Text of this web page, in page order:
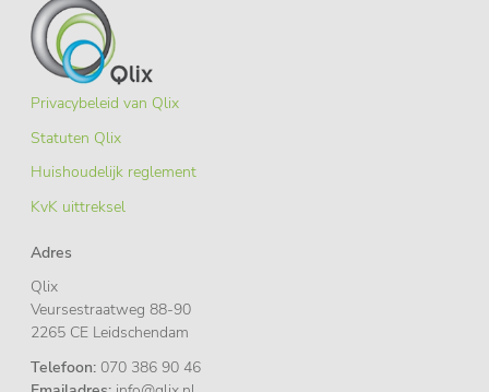
Privacybeleid van Qlix
Statuten Qlix
Huishoudelijk reglement
KvK uittreksel
Adres
Qlix
Veursestraatweg 88-90
2265 CE Leidschendam
Telefoon: 070 386 90 46